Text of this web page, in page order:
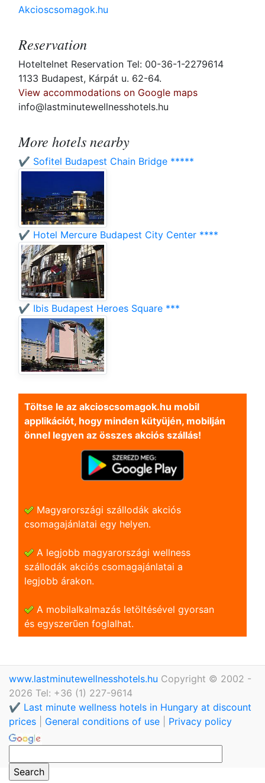
Akcioscsomagok.hu
Reservation
Hoteltelnet Reservation Tel: 00-36-1-2279614
1133 Budapest, Kárpát u. 62-64.
View accommodations on Google maps
info@lastminutewellnesshotels.hu
More hotels nearby
✔️ Sofitel Budapest Chain Bridge *****
✔️ Hotel Mercure Budapest City Center ****
✔️ Ibis Budapest Heroes Square ***
Töltse le az akcioscsomagok.hu mobil
applikációt, hogy minden kütyüjén, mobilján
önnel legyen az összes akciós szállás!
Magyarországi szállodák akciós
csomagajánlatai egy helyen.
A legjobb magyarországi wellness
szállodák akciós csomagajánlatai a
legjobb árakon.
A mobilalkalmazás letöltésével gyorsan
és egyszerũen foglalhat.
www.lastminutewellnesshotels.hu Copyright © 2002 -
2026 Tel: +36 (1) 227-9614
✔️ Last minute wellness hotels in Hungary at discount
prices
General conditions of use Privacy policy